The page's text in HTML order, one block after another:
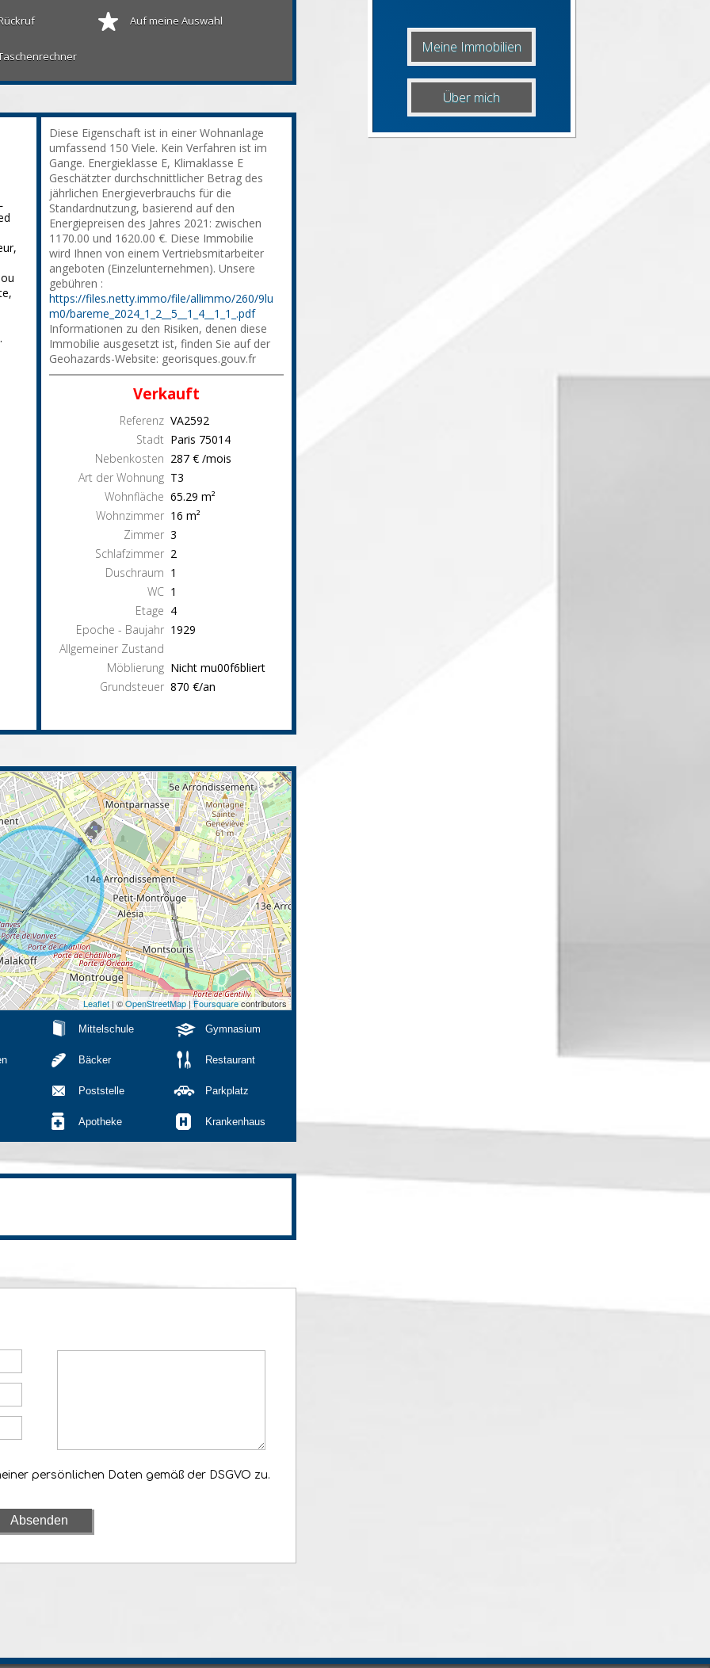
Meine Immobilien
Über mich
Auf meine Auswahl
Diese Eigenschaft ist in einer Wohnanlage
umfassend 150 Viele. Kein Verfahren ist im
Gange. Energieklasse E, Klimaklasse E
Geschätzter durchschnittlicher Betrag des
jährlichen Energieverbrauchs für die
Standardnutzung, basierend auf den
Energiepreisen des Jahres 2021: zwischen
1170.00 und 1620.00 €. Diese Immobilie
wird Ihnen von einem Vertriebsmitarbeiter
angeboten (Einzelunternehmen). Unsere
gebühren :
https://files.netty.immo/file/allimmo/260/9lu
m0/bareme_2024_1_2__5__1_4__1_1_.pdf
Informationen zu den Risiken, denen diese
Immobilie ausgesetzt ist, finden Sie auf der
Geohazards-Website: georisques.gouv.fr
Verkauft
Referenz VA2592
Stadt Paris 75014
Nebenkosten 287 € /mois
Art der Wohnung T3
Wohnfläche 65.29 m²
Wohnzimmer 16 m²
Zimmer 3
Schlafzimmer 2
Duschraum 1
WC 1
Etage 4
Epoche - Baujahr 1929
Allgemeiner Zustand
Möblierung Nicht mu00f6bliert
Grundsteuer 870 €/an
Leaflet | ©OpenStreetMap|Foursquarecontributors
Mittelschule Gymnasium
Bäcker Restaurant
Poststelle Parkplatz
Apotheke Krankenhaus
persönlichen Daten gemäß der DSGVO zu.